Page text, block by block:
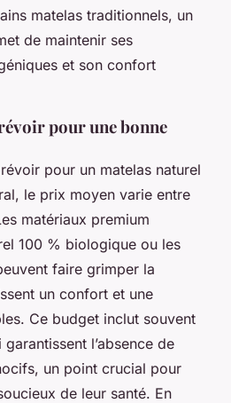
matelas traditionnels, un
de maintenir ses
et son confort
pour une bonne
pour un matelas naturel
le prix moyen varie entre
matériaux premium
100 % biologique ou les
faire grimper la
un confort et une
Ce budget inclut souvent
l’absence de
un point crucial pour
de leur santé. En